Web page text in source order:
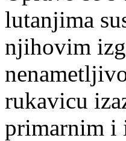
lutanjima
njihovim
rukavicu
primarnim i